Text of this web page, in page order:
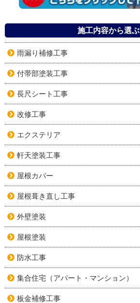
施工内容から選ぶ
雨漏り補修工事
付帯部塗装工事
長尺シート工事
改修工事
エクステリア
軒天塗装工事
屋根カバー
屋根葺き直し工事
外壁塗装
屋根塗装
防水工事
集合住宅（アパート・マンション）
板金補修工事